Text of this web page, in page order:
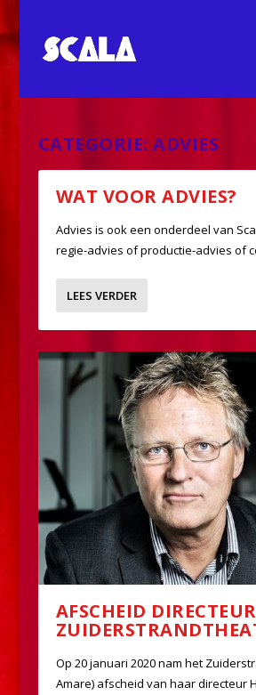
CATEGORIE:ADVIES
WAT VOOR ADVIES?
Advies is ook een onderdeel van
regie-advies of productie-advies of
LEES VERDER
AFSCHEID DIRECTEUR
Op 20 januari 2020 nam het
Amare) afscheid van haar directeur